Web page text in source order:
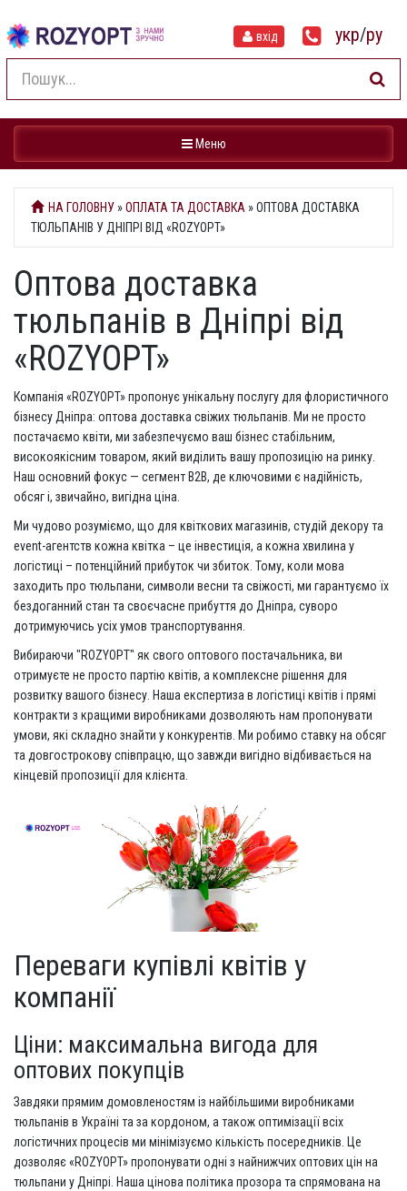
вхід укр/ру
Навігація
Меню
НА ГОЛОВНУ »ОПЛАТА ТА ДОСТАВКА » ОПТОВА ДОСТАВКА
ТЮЛЬПАНІВ У ДНІПРІ ВІД «ROZYOPT»
Оптова доставка
тюльпанів в Дніпрі від
«ROZYOPT»
Компанія «ROZYOPT» пропонує унікальну послугу для флористичного
бізнесу Дніпра: оптова доставка свіжих тюльпанів. Ми не просто
постачаємо квіти, ми забезпечуємо ваш бізнес стабільним,
високоякісним товаром, який виділить вашу пропозицію на ринку.
Наш основний фокус — сегмент B2B, де ключовими є надійність,
обсяг і, звичайно, вигідна ціна.
Ми чудово розуміємо, що для квіткових магазинів, студій декору та
event-агентств кожна квітка – це інвестиція, а кожна хвилина у
логістиці – потенційний прибуток чи збиток. Тому, коли мова
заходить про тюльпани, символи весни та свіжості, ми гарантуємо їх
бездоганний стан та своєчасне прибуття до Дніпра, суворо
дотримуючись усіх умов транспортування.
Вибираючи "ROZYOPT" як свого оптового постачальника, ви
отримуєте не просто партію квітів, а комплексне рішення для
розвитку вашого бізнесу. Наша експертиза в логістиці квітів і прямі
контракти з кращими виробниками дозволяють нам пропонувати
умови, які складно знайти у конкурентів. Ми робимо ставку на обсяг
та довгострокову співпрацю, що завжди вигідно відбивається на
кінцевій пропозиції для клієнта.
Переваги купівлі квітів у
компанії
Ціни: максимальна вигода для
оптових покупців
Завдяки прямим домовленостям із найбільшими виробниками
тюльпанів в Україні та за кордоном, а також оптимізації всіх
логістичних процесів ми мінімізуємо кількість посередників. Це
дозволяє «ROZYOPT» пропонувати одні з найнижчих оптових цін на
тюльпани у Дніпрі. Наша цінова політика прозора та спрямована на